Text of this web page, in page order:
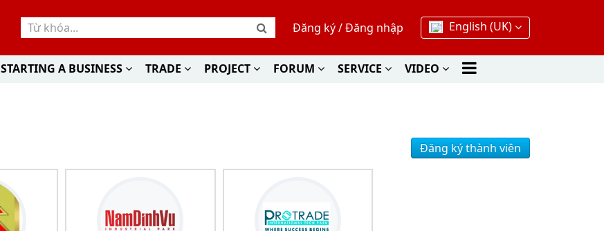
Đăng ký/Đăng nhập English (UK)
STARTING A BUSINESS TRADE PROJECT FORUM SERVICE
VIDEO
Đăng ký thành viên